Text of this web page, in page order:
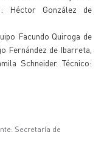
Héctor González de
Facundo Quiroga de
Fernández de Ibarreta,
Schneider. Técnico:
Secretaría de